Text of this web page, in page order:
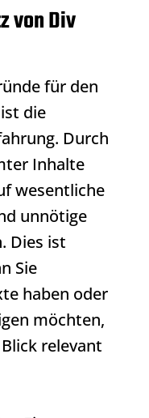
von Div
für den
ist die
Durch
Inhalte
wesentliche
unnötige
Dies ist
Sie
haben oder
möchten,
relevant